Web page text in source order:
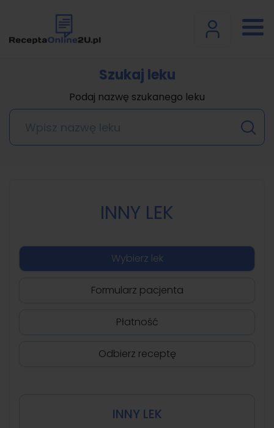
Szukaj leku
Podaj nazwę szukanego leku
INNY LEK
Wybierz lek
Formularz pacjenta
Płatność
Odbierz receptę
INNY LEK